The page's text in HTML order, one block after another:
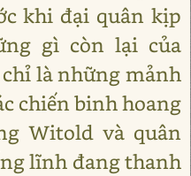
khi đại quân kịp
gì còn lại của
là những mảnh
chiến binh hoang
Witold và quân
lĩnh đang thanh